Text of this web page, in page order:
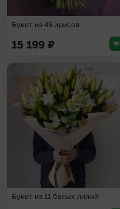
Букет из 45 ирисов
15 199 ₽
Букет из 11 белых лилий